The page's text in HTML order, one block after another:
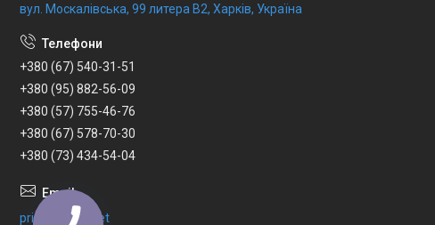
вул. Москалівська, 99 литера В2, Харків, Україна
+380 (67) 540-31-51
+380 (95) 882-56-09
+380 (57) 755-46-76
+380 (67) 578-70-30
+380 (73) 434-54-04
prima5@ukr.net